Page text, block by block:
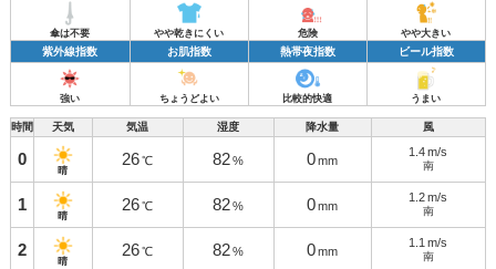
傘は不要 やや乾きにくい 危険 やや大きい
紫外線指数 お肌指数 熱帯夜指数 ビール指数
強い ちょうどよい 比較的快適 うまい
時間 天気 気温 湿度 降水量 風
0
晴
26 ℃ 82 % 0 mm
1.4 m/s
南
1
晴
26 ℃ 82 % 0 mm
1.2 m/s
南
2
晴
26 ℃ 82 % 0 mm
1.1 m/s
南